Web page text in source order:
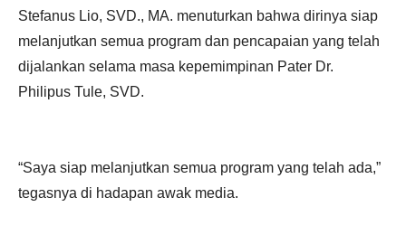
Stefanus Lio, SVD., MA. menuturkan bahwa dirinya siap
melanjutkan semua program dan pencapaian yang telah
dijalankan selama masa kepemimpinan Pater Dr.
Philipus Tule, SVD.
“Saya siap melanjutkan semua program yang telah ada,”
tegasnya di hadapan awak media.